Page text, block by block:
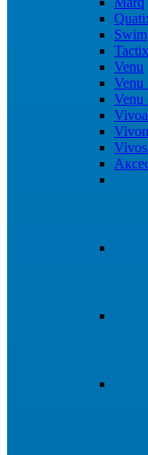
Swim
Tactix
Venu
Venu
Venu